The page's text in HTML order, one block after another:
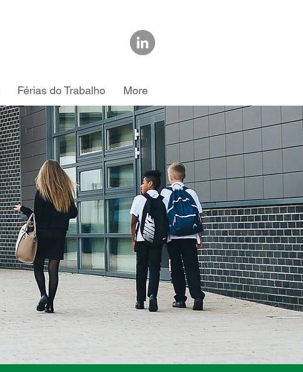
Férias do Trabalho More